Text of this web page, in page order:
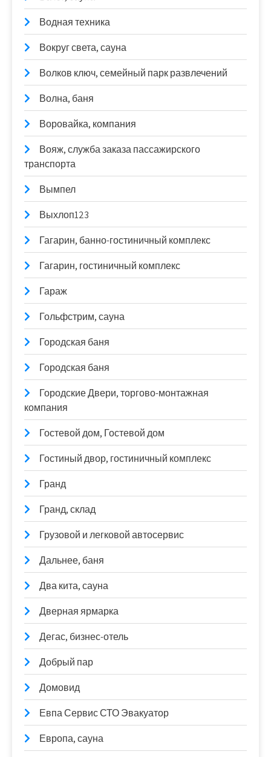
Водная техника
Вокруг света, сауна
Волков ключ, семейный парк развлечений
Волна, баня
Воровайка, компания
Вояж, служба заказа пассажирского
транспорта
Вымпел
Выхлоп123
Гагарин, банно-гостиничный комплекс
Гагарин, гостиничный комплекс
Гараж
Гольфстрим, сауна
Городская баня
Городская баня
Городские Двери, торгово-монтажная
компания
Гостевой дом, Гостевой дом
Гостиный двор, гостиничный комплекс
Гранд
Гранд, склад
Грузовой и легковой автосервис
Дальнее, баня
Два кита, сауна
Дверная ярмарка
Дегас, бизнес-отель
Добрый пар
Домовид
Евпа Сервис СТО Эвакуатор
Европа, сауна